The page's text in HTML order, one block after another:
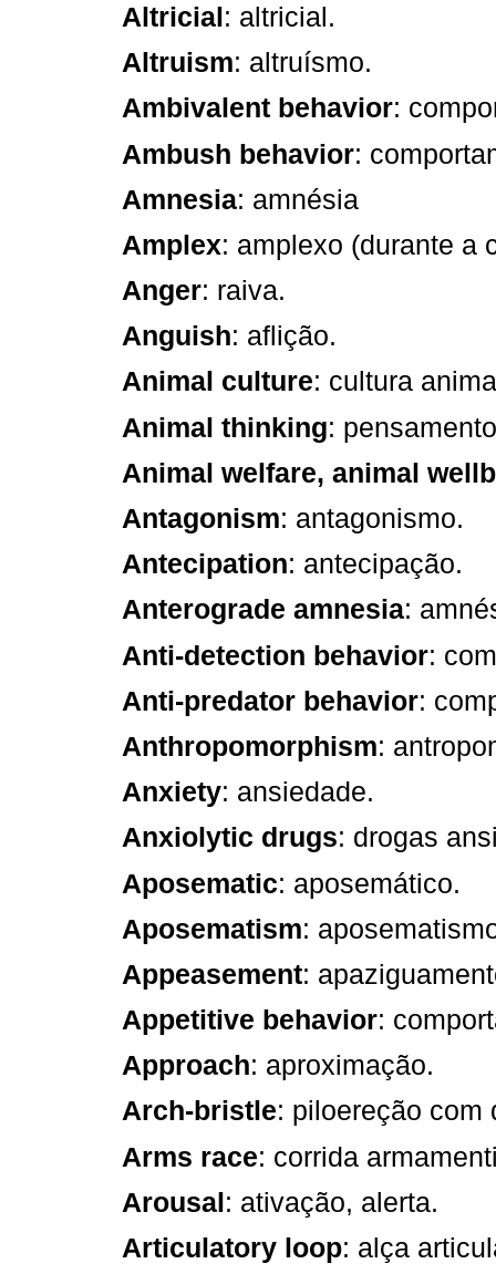
Altricial : altricial.
Altruism: altruísmo.
Ambivalent behavior:
Ambush behavior:
Amnesia: amnésia
Amplex: amplexo (durante a
Anger: raiva.
Anguish: aflição.
Animal culture: cultura
Animal thinking:
Animal welfare, animal
Antagonism: antagonismo.
Antecipation: antecipação.
Anterograde amnesia:
Anti-detection behavior:
Anti-predator behavior:
Anthropomorphism:
Anxiety: ansiedade.
Anxiolytic drugs: drogas
Aposematic: aposemático.
Aposematism:
Appeasement:
Appetitive behavior:
Approach: aproximação.
Arch-bristle: piloereção com
Arms race: corrida
Arousal: ativação, alerta.
Articulatory loop: alça